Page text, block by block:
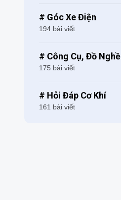
# Góc Xe Điện
194 bài viết
# Công Cụ, Đồ Nghề
175 bài viết
# Hỏi Đáp Cơ Khí
161 bài viết